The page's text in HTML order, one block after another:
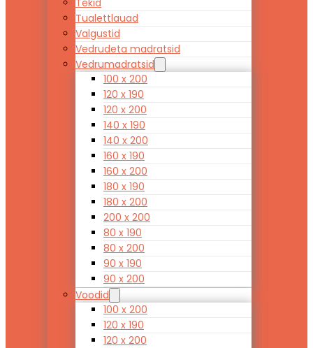
Tekid
Tualettlauad
Valgustid
Vedrudeta madratsid
Vedrumadratsid
100 x 200
120 x 190
120 x 200
140 x 190
140 x 200
160 x 190
160 x 200
180 x 190
180 x 200
200 x 200
80 x 190
80 x 200
90 x 190
90 x 200
Voodid
100 x 200
120 x 190
120 x 200